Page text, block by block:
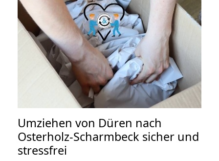
Umziehen von Düren nach
Osterholz-Scharmbeck sicher und
stressfrei